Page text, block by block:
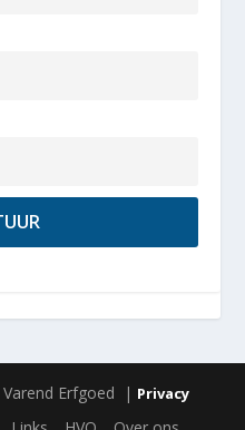
Erfgoed | Privacy